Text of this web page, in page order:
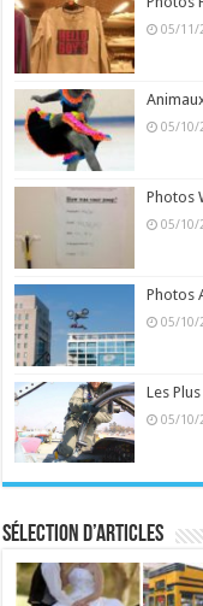
05/11/
05/10/
Photos
05/10/
Photos
05/10/
Les
05/10/
Sélection d’articles